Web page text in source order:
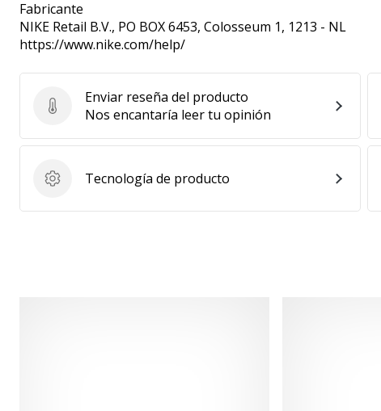
Fabricante
NIKE Retail B.V., PO BOX 6453, Colosseum 1, 1213 - NL
https://www.nike.com/help/
Enviar reseña del producto
Enviar reseña del producto
Nos encantaría leer tu opinión
Tecnología de producto
Tecnología de producto